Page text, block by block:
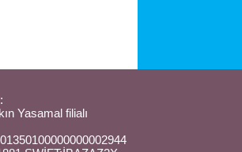
Yasamal filialı